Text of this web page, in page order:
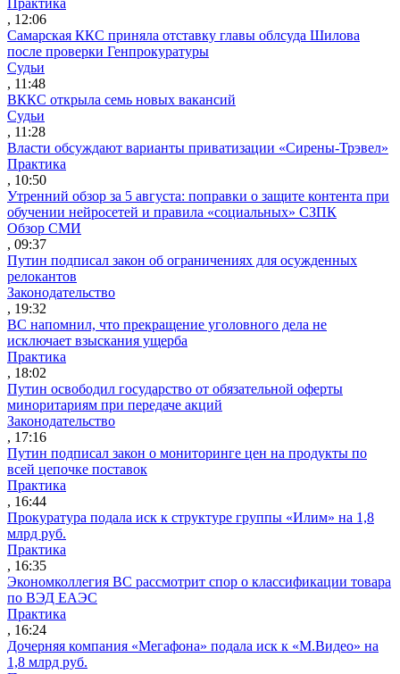
, 12:06
Самарская ККС приняла отставку главы облсуда Шилова
после проверки Генпрокуратуры
Судьи
, 11:48
ВККС открыла семь новых вакансий
Судьи
, 11:28
Власти обсуждают варианты приватизации «Сирены-Трэвел»
Практика
, 10:50
Утренний обзор за 5 августа: поправки о защите контента при
обучении нейросетей и правила «социальных» СЗПК
Обзор СМИ
, 09:37
Путин подписал закон об ограничениях для осужденных
релокантов
Законодательство
, 19:32
ВС напомнил, что прекращение уголовного дела не
исключает взыскания ущерба
Практика
, 18:02
Путин освободил государство от обязательной оферты
миноритариям при передаче акций
Законодательство
, 17:16
Путин подписал закон о мониторинге цен на продукты по
всей цепочке поставок
Практика
, 16:44
Прокуратура подала иск к структуре группы «Илим» на 1,8
млрд руб.
Практика
, 16:35
Экономколлегия ВС рассмотрит спор о классификации товара
по ВЭД ЕАЭС
Практика
, 16:24
Дочерняя компания «Мегафона» подала иск к «М.Видео» на
1,8 млрд руб.